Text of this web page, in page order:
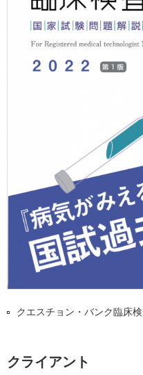
クエスチョン・バンク臨
クライアント